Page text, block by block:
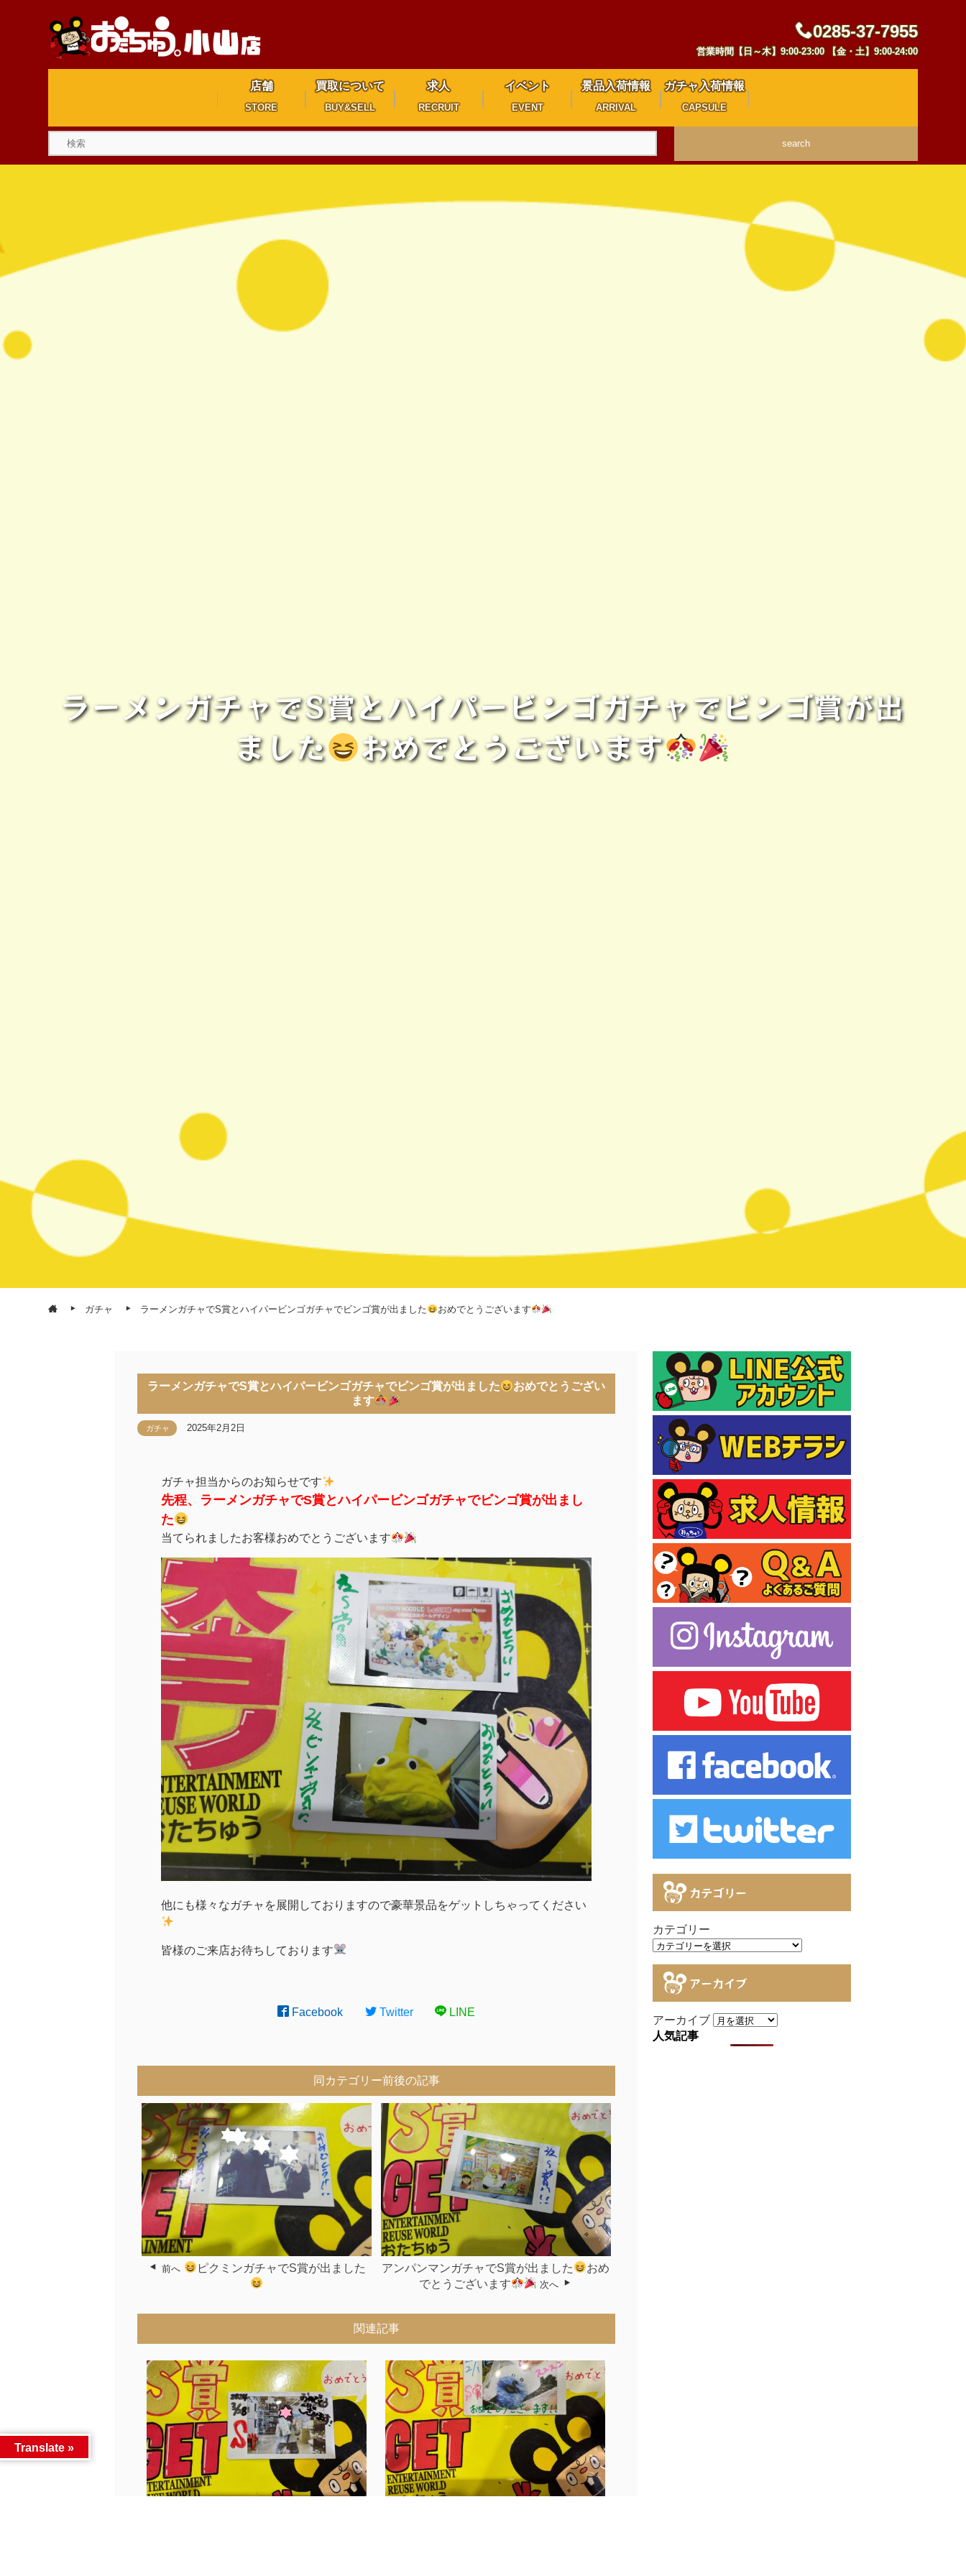
0285-37-7955
営業時間【日～木】9:00-23:00 【金・土】9:00-24:00
店舗
STORE
買取について
BUY&SELL
求人
RECRUIT
イベント
EVENT
景品入荷情報
ARRIVAL
ガチャ入荷情報
CAPSULE
search
ラーメンガチャでS賞とハイパービンゴガチャでビンゴ賞が出
ました
おめでとうございます
ガチャ ラーメンガチャでS賞とハイパービンゴガチャでビンゴ賞が出ました おめでとうございます
ラーメンガチャでS賞とハイパービンゴガチャでビンゴ賞が出ました
おめでとうござい
ます
ガチャ 2025年2月2日
ガチャ担当からのお知らせです
先程、ラーメンガチャでS賞とハイパービンゴガチャでビンゴ賞が出まし
た
当てられましたお客様おめでとうございます
他にも様々なガチャを展開しておりますので豪華景品をゲットしちゃってください
皆様のご来店お待ちしております
Facebook Twitter LINE
同カテゴリー前後の記事
前へ ピクミンガチャでS賞が出ました アンパンマンガチャでS賞が出ました
おめ
でとうございます
次へ
関連記事
カテゴリー
カテゴリー
アーカイブ
アーカイブ
人気記事
Translate »